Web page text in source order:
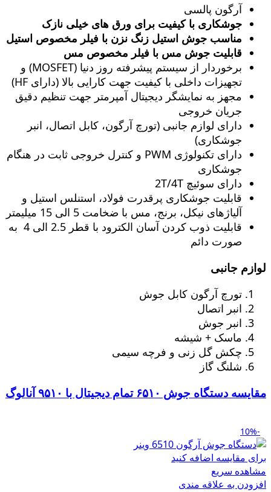
آرگون پالسی
جوشکاری با کیفیت برای ورق های خیلی نازک
مناسب جوش استیل زنگ‌ نزن با فیلر مخصوص استیل
قابلیت جوش مس با فیلر مخصوص مس
برخوردار از سیستم پیشرفته روز دنیا (MOSFET) و
تجهیزات داخلی با کیفیت جهت کارایی بالا (دارای HF)
مجهز به نمایشگر دیجیتال آمپرمتر جهت تنظیم دقیق
جریان خروجی
دارای لوازم جانبی (تورچ آرگون، کابل اتصال، انبر
جوشکاری)
دارای تکنولوژی PWM و کنترل خروجی ثابت در هنگام
جوشکاری
دارای سوئیچ 2T/4T
قابلیت جوشکاری پرقدرت فولاد، استنلس استیل و
آلیاژهای نیکل، برنج، مس با ضخامت 5 الی 15 میلیمتر
قابلیت ذوب کردن آسان الکترود با قطر 2.5 الی 4 به
صورت دائم
لوازم جانبی
تورچ آرگون کابل جوش
انبر اتصال
انبر جوش
ماسک + شیشه
چکش گل زنی و فرچه سیمی
شلنگ گاز
مقایسه دستگاه جوش ۶۵۱۰ تمام دیجیتال با ۹۵۱۰ آنالوگ
-10%
برای مقایسه اضافه کنید
مشاهده سریع
افزودن به علاقه مندی